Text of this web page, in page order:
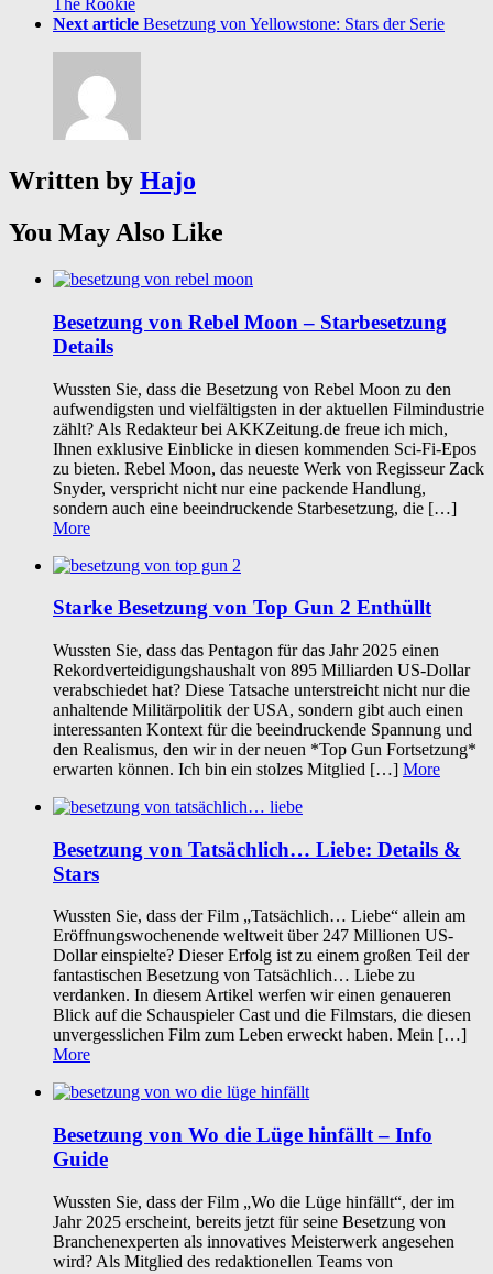
The Rookie
Next article Besetzung von Yellowstone: Stars der Serie
Written by Hajo
You May Also Like
Besetzung von Rebel Moon – Starbesetzung
Details
Wussten Sie, dass die Besetzung von Rebel Moon zu den
aufwendigsten und vielfältigsten in der aktuellen Filmindustrie
zählt? Als Redakteur bei AKKZeitung.de freue ich mich,
Ihnen exklusive Einblicke in diesen kommenden Sci-Fi-Epos
zu bieten. Rebel Moon, das neueste Werk von Regisseur Zack
Snyder, verspricht nicht nur eine packende Handlung,
sondern auch eine beeindruckende Starbesetzung, die […]
More
Starke Besetzung von Top Gun 2 Enthüllt
Wussten Sie, dass das Pentagon für das Jahr 2025 einen
Rekordverteidigungshaushalt von 895 Milliarden US-Dollar
verabschiedet hat? Diese Tatsache unterstreicht nicht nur die
anhaltende Militärpolitik der USA, sondern gibt auch einen
interessanten Kontext für die beeindruckende Spannung und
den Realismus, den wir in der neuen *Top Gun Fortsetzung*
erwarten können. Ich bin ein stolzes Mitglied […] More
Besetzung von Tatsächlich… Liebe: Details &
Stars
Wussten Sie, dass der Film „Tatsächlich… Liebe“ allein am
Eröffnungswochenende weltweit über 247 Millionen US-
Dollar einspielte? Dieser Erfolg ist zu einem großen Teil der
fantastischen Besetzung von Tatsächlich… Liebe zu
verdanken. In diesem Artikel werfen wir einen genaueren
Blick auf die Schauspieler Cast und die Filmstars, die diesen
unvergesslichen Film zum Leben erweckt haben. Mein […]
More
Besetzung von Wo die Lüge hinfällt – Info
Guide
Wussten Sie, dass der Film „Wo die Lüge hinfällt“, der im
Jahr 2025 erscheint, bereits jetzt für seine Besetzung von
Branchenexperten als innovatives Meisterwerk angesehen
wird? Als Mitglied des redaktionellen Teams von